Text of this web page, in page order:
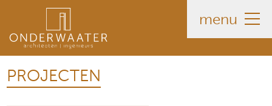
menu
PROJECTEN